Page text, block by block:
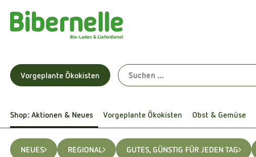
Vorgeplante Ökokisten
Shop: Aktionen & Neues Vorgeplante Ökokisten Obst & Gemüse
NEUES REGIONAL GUTES, GÜNSTIG FÜR JEDEN TAG